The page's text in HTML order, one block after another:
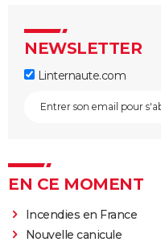
NEWSLETTER
Linternaute.com
EN CE MOMENT
Incendies en France
Nouvelle canicule